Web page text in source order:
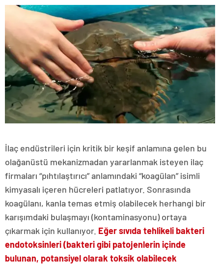
İlaç endüstrileri için kritik bir keşif anlamına gelen bu
olağanüstü mekanizmadan yararlanmak isteyen ilaç
firmaları “pıhtılaştırıcı” anlamındaki “koagülan” isimli
kimyasalı içeren hücreleri patlatıyor. Sonrasında
koagülanı, kanla temas etmiş olabilecek herhangi bir
karışımdaki bulaşmayı (kontaminasyonu) ortaya
çıkarmak için kullanıyor. Eğer sıvıda tehlikeli bakteri
endotoksinleri (bakteri gibi patojenlerin içinde
bulunan, potansiyel olarak toksik olabilecek